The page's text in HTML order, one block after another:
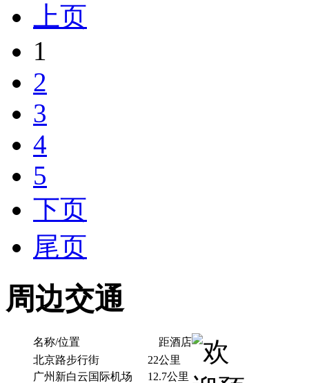
上页
1
2
3
4
5
下页
尾页
周边交通
名称/位置
距酒店
北京路步行街
22公里
广州新白云国际机场
12.7公里